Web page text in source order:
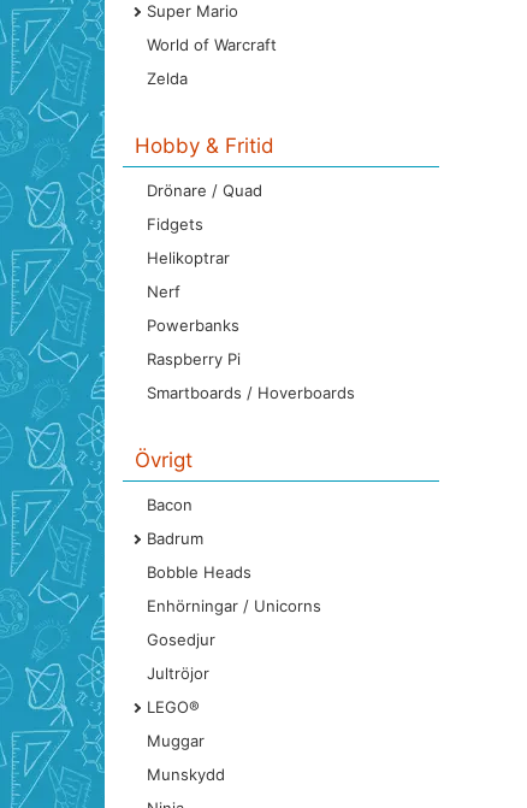
Super Mario
World of Warcraft
Zelda
Hobby & Fritid
Drönare / Quad
Fidgets
Helikoptrar
Nerf
Powerbanks
Raspberry Pi
Smartboards / Hoverboards
Övrigt
Bacon
Badrum
Bobble Heads
Enhörningar / Unicorns
Gosedjur
Jultröjor
LEGO®
Muggar
Munskydd